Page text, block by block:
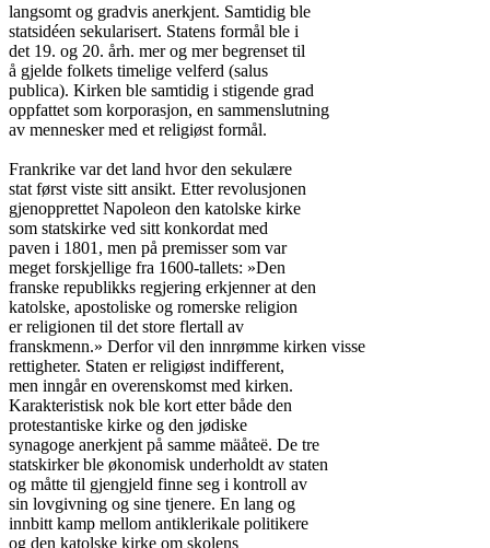
langsomt og gradvis anerkjent. Samtidig ble
statsidéen sekularisert. Statens formål ble i
det 19. og 20. årh. mer og mer begrenset til
å gjelde folkets timelige velferd (salus
publica). Kirken ble samtidig i stigende grad
oppfattet som korporasjon, en sammenslutning
av mennesker med et religiøst formål.
Frankrike var det land hvor den sekulære
stat først viste sitt ansikt. Etter revolusjonen
gjenopprettet Napoleon den katolske kirke
som statskirke ved sitt konkordat med
paven i 1801, men på premisser som var
meget forskjellige fra 1600-tallets: »Den
franske republikks regjering erkjenner at den
katolske, apostoliske og romerske religion
er religionen til det store flertall av
franskmenn.» Derfor vil den innrømme kirken visse
rettigheter. Staten er religiøst indifferent,
men inngår en overenskomst med kirken.
Karakteristisk nok ble kort etter både den
protestantiske kirke og den jødiske
synagoge anerkjent på samme mäåteë. De tre
statskirker ble økonomisk underholdt av staten
og måtte til gjengjeld finne seg i kontroll av
sin lovgivning og sine tjenere. En lang og
innbitt kamp mellom antiklerikale politikere
og den katolske kirke om skolens